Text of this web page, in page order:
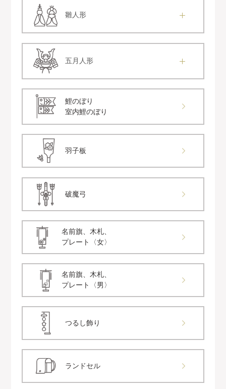
雛人形
五月人形
鯉のぼり
室内鯉のぼり
羽子板
破魔弓
名前旗、木札、
プレート〈女〉
名前旗、木札、
プレート〈男〉
つるし飾り
ランドセル